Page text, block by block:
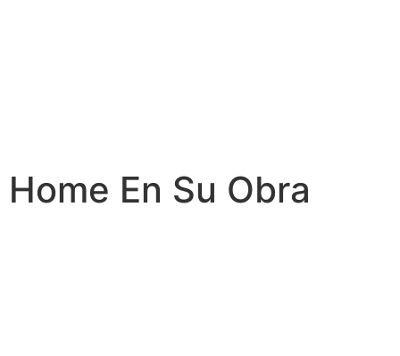
Home En Su Obra